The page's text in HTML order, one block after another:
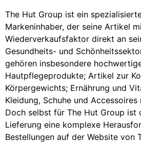
The Hut Group ist ein
Markeninhaber, der seine Artikel
Wiederverkaufsfaktor direkt an
Gesundheits- und
gehören insbesondere
Hautpflegeprodukte; Artikel zur
Körpergewichts; Ernährung und
Kleidung, Schuhe und
Doch selbst für The Hut Group ist
Lieferung eine komplexe
Bestellungen auf der Website von